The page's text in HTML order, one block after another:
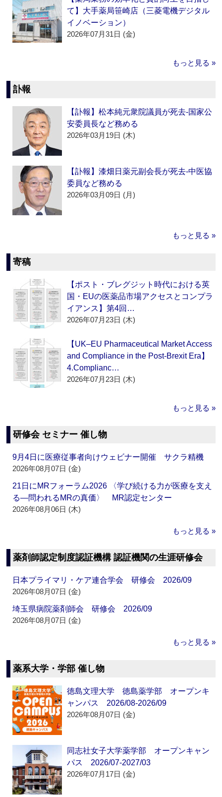
て】大手薬局笹崎店（三菱電機デジタル
イノベーション）
2026年07月31日 (金)
もっと見る »
訃報
【訃報】松本純元衆院議員が死去‐国家公
安委員長など務める
2026年03月19日 (木)
【訃報】漆畑日薬元副会長が死去‐中医協
委員など務める
2026年03月09日 (月)
もっと見る »
寄稿
【ポスト・ブレグジット時代における英
国・EUの医薬品市場アクセスとコンプラ
イアンス】第4回…
2026年07月23日 (木)
【UK–EU Pharmaceutical Market Access
and Compliance in the Post-Brexit Era】
4.Complianc…
2026年07月23日 (木)
もっと見る »
研修会 セミナー 催し物
9月4日に医療従事者向けウェビナー開催 サクラ精機
2026年08月07日 (金)
21日にMRフォーラム2026 〈学び続ける力が医療を支え
る―問われるMRの真価〉 MR認定センター
2026年08月06日 (木)
もっと見る »
薬剤師認定制度認証機構 認証機関の生涯研修会
日本プライマリ・ケア連合学会 研修会 2026/09
2026年08月07日 (金)
埼玉県病院薬剤師会 研修会 2026/09
2026年08月07日 (金)
もっと見る »
薬系大学・学部 催し物
徳島文理大学 徳島薬学部 オープンキ
ャンパス 2026/08-2026/09
2026年08月07日 (金)
同志社女子大学薬学部 オープンキャン
パス 2026/07-2027/03
2026年07月17日 (金)